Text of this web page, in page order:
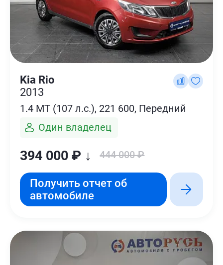
Kia Rio
2013
1.4 MT (107 л.с.), 221 600, Передний
Один владелец
394 000 ₽ ↓ 444 000 ₽
Получить отчет об
автомобиле